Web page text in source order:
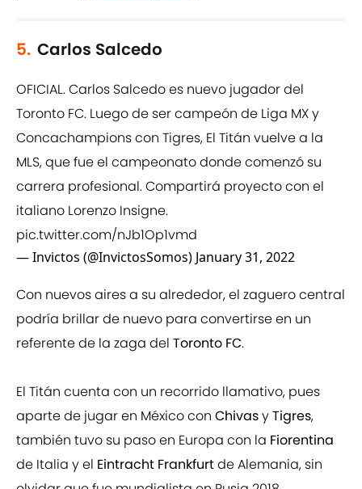
5. Carlos Salcedo
OFICIAL. Carlos Salcedo es nuevo jugador del
Toronto FC. Luego de ser campeón de Liga MX y
Concachampions con Tigres, El Titán vuelve a la
MLS, que fue el campeonato donde comenzó su
carrera profesional. Compartirá proyecto con el
italiano Lorenzo Insigne.
pic.twitter.com/nJb1Op1vmd
— Invictos (@InvictosSomos) January 31, 2022
Con nuevos aires a su alrededor, el zaguero central
podría brillar de nuevo para convertirse en un
referente de la zaga del Toronto FC.
El Titán cuenta con un recorrido llamativo, pues
aparte de jugar en México con ChivasyTigres,
también tuvo su paso en Europa con la Fiorentina
de Italia y el Eintracht Frankfurtde Alemania, sin